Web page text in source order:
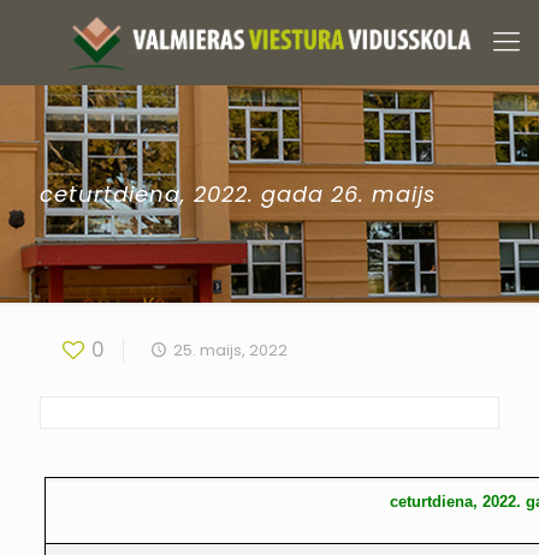
ceturtdiena, 2022. gada 26. maijs
0 25. maijs, 2022
ceturtdiena, 2022.